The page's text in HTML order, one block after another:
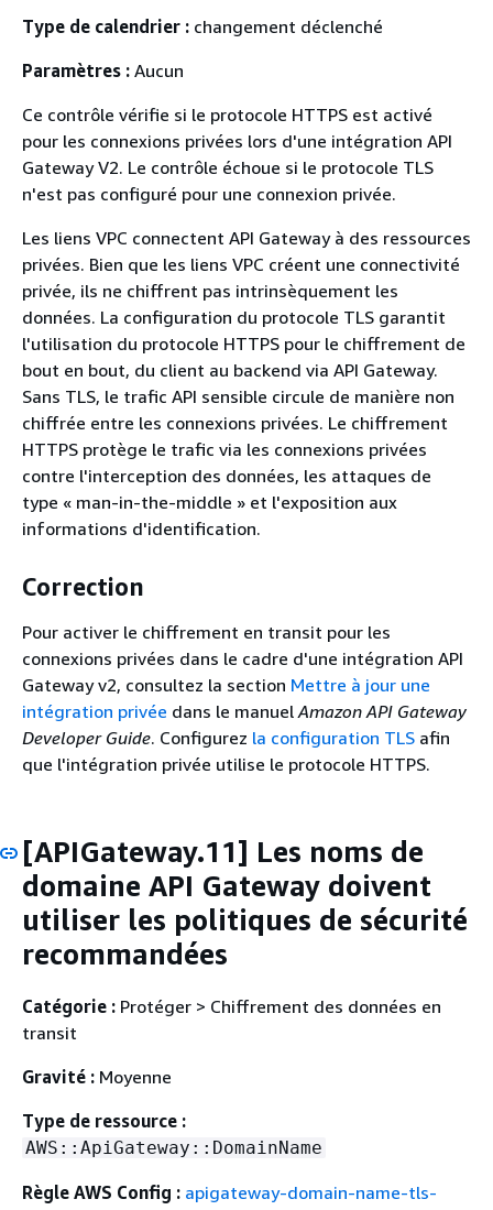
Type de calendrier : changement déclenché
Paramètres : Aucun
Ce contrôle vérifie si le protocole HTTPS est activé
pour les connexions privées lors d'une intégration API
Gateway V2. Le contrôle échoue si le protocole TLS
n'est pas configuré pour une connexion privée.
Les liens VPC connectent API Gateway à des ressources
privées. Bien que les liens VPC créent une connectivité
privée, ils ne chiffrent pas intrinsèquement les
données. La configuration du protocole TLS garantit
l'utilisation du protocole HTTPS pour le chiffrement de
bout en bout, du client au backend via API Gateway.
Sans TLS, le trafic API sensible circule de manière non
chiffrée entre les connexions privées. Le chiffrement
HTTPS protège le trafic via les connexions privées
contre l'interception des données, les attaques de
type « man-in-the-middle » et l'exposition aux
informations d'identification.
Correction
Pour activer le chiffrement en transit pour les
connexions privées dans le cadre d'une intégration API
Gateway v2, consultez la section Mettre à jour une
intégration privée dans le manuelAmazon API Gateway
Developer Guide. Configurez la configuration TLS afin
que l'intégration privée utilise le protocole HTTPS.
[APIGateway.11] Les noms de
domaine API Gateway doivent
utiliser les politiques de sécurité
recommandées
Catégorie : Protéger > Chiffrement des données en
transit
Gravité : Moyenne
Type de ressource :
AWS::ApiGateway::DomainName
Règle AWS Config : apigateway-domain-name-tls-